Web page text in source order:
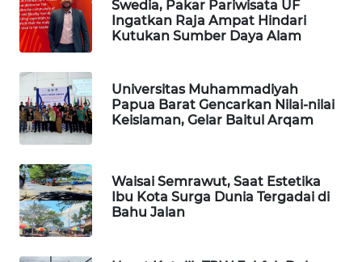
Swedia, Pakar Pariwisata UF
Ingatkan Raja Ampat Hindari
Kutukan Sumber Daya Alam
Universitas Muhammadiyah
Papua Barat Gencarkan Nilai-nilai
Keislaman, Gelar Baitul Arqam
Waisai Semrawut, Saat Estetika
Ibu Kota Surga Dunia Tergadai di
Bahu Jalan
UMKM
WAHANA
SELEB
WAHANA
PERSONA
WAHANA
OTOMOTIF
WAHANA